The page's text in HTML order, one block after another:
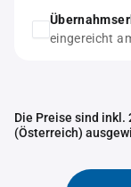
eingereicht
Die Preise sind inkl.
(Österreich)